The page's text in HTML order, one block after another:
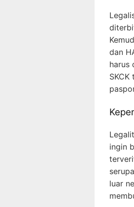
dan
harus
ingin
luar